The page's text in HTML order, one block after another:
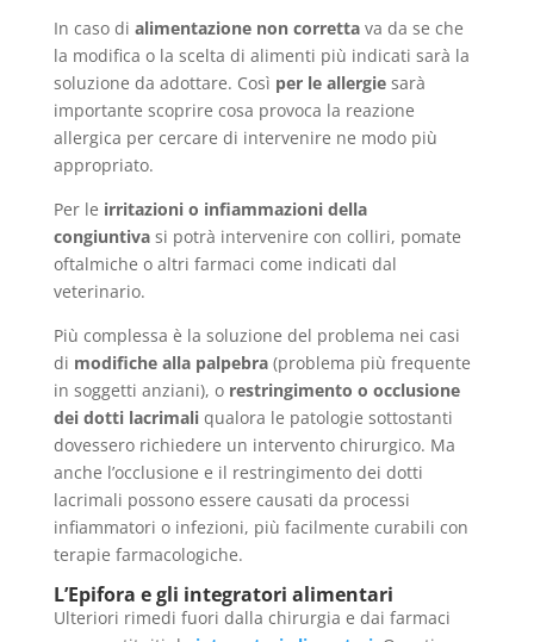
In caso di alimentazione non correttava da se che
la modifica o la scelta di alimenti più indicati sarà la
soluzione da adottare. Così per le allergiesarà
importante scoprire cosa provoca la reazione
allergica per cercare di intervenire ne modo più
appropriato.
Per le irritazioni o infiammazioni della
congiuntivasi potrà intervenire con colliri, pomate
oftalmiche o altri farmaci come indicati dal
veterinario.
Più complessa è la soluzione del problema nei casi
di modifiche alla palpebra(problema più frequente
in soggetti anziani), o restringimento o occlusione
dei dotti lacrimaliqualora le patologie sottostanti
dovessero richiedere un intervento chirurgico. Ma
anche l’occlusione e il restringimento dei dotti
lacrimali possono essere causati da processi
infiammatori o infezioni, più facilmente curabili con
terapie farmacologiche.
L’Epifora e gli integratori alimentari
Ulteriori rimedi fuori dalla chirurgia e dai farmaci